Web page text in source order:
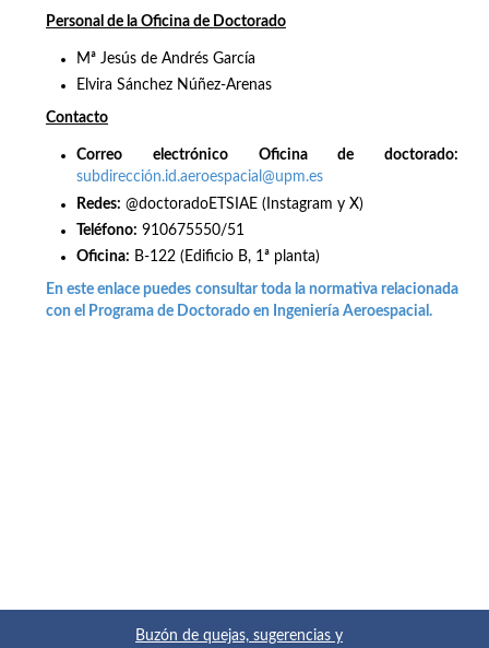
Personal de la Oficina de Doctorado
Mª Jesús de Andrés García
Elvira Sánchez Núñez-Arenas
Contacto
Correo electrónico Oficina de doctorado:
subdirección.id.aeroespacial@upm.es
Redes: @doctoradoETSIAE (Instagram y X)
Teléfono: 910675550/51
Oficina: B-122 (Edificio B, 1ª planta)
En este enlace puedes consultar toda la normativa relacionada
con el Programa de Doctorado en Ingeniería Aeroespacial.
Buzón de quejas, sugerencias y